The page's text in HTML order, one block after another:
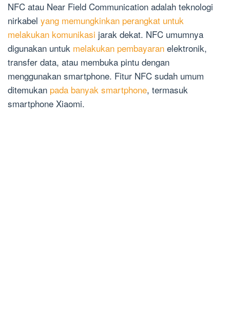
NFC atau Near Field Communication adalah teknologi
nirkabel yang memungkinkan perangkat untuk
melakukan komunikasi jarak dekat. NFC umumnya
digunakan untuk melakukan pembayaran elektronik,
transfer data, atau membuka pintu dengan
menggunakan smartphone. Fitur NFC sudah umum
ditemukan pada banyak smartphone, termasuk
smartphone Xiaomi.